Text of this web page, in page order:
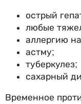
острый
любые
аллергию
астму;
туберкулез;
сахарный
Временное